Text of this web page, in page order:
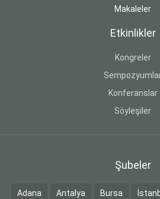
Makaleler
Etkinlikler
Kongreler
Konferanslar
Söyleşiler
Şubeler
Adana Antalya Bursa